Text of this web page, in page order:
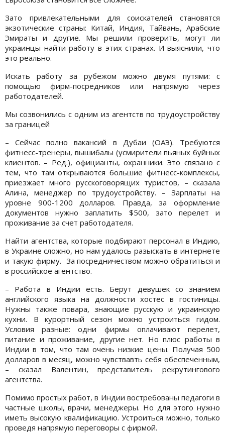
Зато привлекательными для соискателей становятся
экзотические страны: Китай, Индия, Тайвань, Арабские
Эмираты и другие. Мы решили проверить, могут ли
украинцы найти работу в этих странах. И выяснили, что
это реально.
Искать работу за рубежом можно двумя путями: с
помощью фирм-посредников или напрямую через
работодателей.
Мы созвонились с одним из агентств по трудоустройству
за границей
– Сейчас полно вакансий в Дубаи (ОАЭ). Требуются
фитнесс-тренеры, вышибалы (усмирители пьяных буйных
клиентов. – Ред.), официанты, охранники. Это связано с
тем, что там открываются большие фитнесс-комплексы,
приезжает много русскоговорящих туристов, – сказала
Алина, менеджер по трудоустройству. – Зарплаты на
уровне 900-1200 долларов. Правда, за оформление
документов нужно заплатить $500, зато перелет и
проживание за счет работодателя.
Найти агентства, которые подбирают персонал в Индию,
в Украине сложно, но нам удалось разыскать в интернете
и такую фирму. За посредничеством можно обратиться и
в российское агентство.
– Работа в Индии есть. Берут девушек со знанием
английского языка на должности хостес в гостиницы.
Нужны также повара, знающие русскую и украинскую
кухни. В курортный сезон можно устроиться гидом.
Условия разные: одни фирмы оплачивают перелет,
питание и проживание, другие нет. Но плюс работы в
Индии в том, что там очень низкие цены. Получая 500
долларов в месяц, можно чувствавть себя обеспеченным,
– сказал Валентин, представитель рекрутингового
агентства.
Помимо простых работ, в Индии востребованы педагоги в
частные школы, врачи, менеджеры. Но для этого нужно
иметь высокую квалификацию. Устроиться можно, только
проведя напрямую переговоры с фирмой.